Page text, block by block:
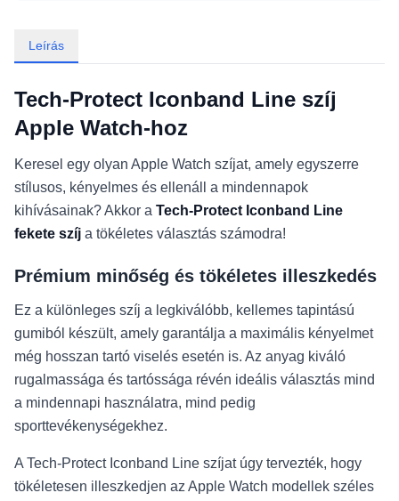
Leírás
Tech-Protect Iconband Line szíj
Apple Watch-hoz
Keresel egy olyan Apple Watch szíjat, amely egyszerre
stílusos, kényelmes és ellenáll a mindennapok
kihívásainak? Akkor a Tech-Protect Iconband Line
fekete szíj a tökéletes választás számodra!
Prémium minőség és tökéletes illeszkedés
Ez a különleges szíj a legkiválóbb, kellemes tapintású
gumiból készült, amely garantálja a maximális kényelmet
még hosszan tartó viselés esetén is. Az anyag kiváló
rugalmassága és tartóssága révén ideális választás mind
a mindennapi használatra, mind pedig
sporttevékenységekhez.
A Tech-Protect Iconband Line szíjat úgy tervezték, hogy
tökéletesen illeszkedjen az Apple Watch modellek széles